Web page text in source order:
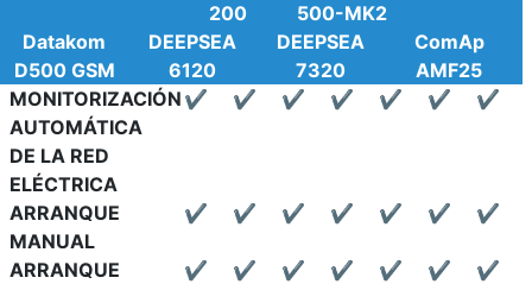
200
500-MK2
Datakom
D500 GSM
DEEPSEA
6120
DEEPSEA
7320
ComAp
AMF25
MONITORIZACIÓN
AUTOMÁTICA
DE LA RED
ELÉCTRICA
✔ ✔ ✔ ✔ ✔ ✔ ✔
ARRANQUE
MANUAL
✔ ✔ ✔ ✔ ✔ ✔ ✔
ARRANQUE
✔ ✔ ✔ ✔ ✔ ✔ ✔